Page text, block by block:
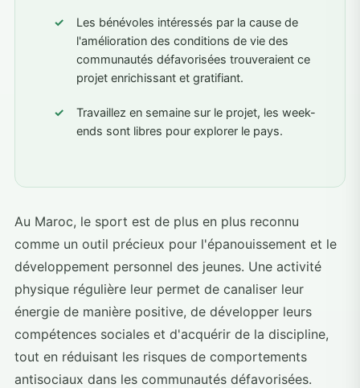
Les bénévoles intéressés par la cause de
l'amélioration des conditions de vie des
communautés défavorisées trouveraient ce
projet enrichissant et gratifiant.
Travaillez en semaine sur le projet, les week-
ends sont libres pour explorer le pays.
Au Maroc, le sport est de plus en plus reconnu
comme un outil précieux pour l'épanouissement et le
développement personnel des jeunes. Une activité
physique régulière leur permet de canaliser leur
énergie de manière positive, de développer leurs
compétences sociales et d'acquérir de la discipline,
tout en réduisant les risques de comportements
antisociaux dans les communautés défavorisées.